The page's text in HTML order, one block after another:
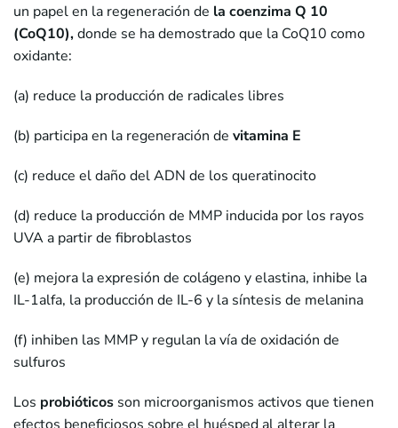
un papel en la regeneración de la coenzima Q 10
(CoQ10),donde se ha demostrado que la CoQ10 como
oxidante:
(a) reduce la producción de radicales libres
(b) participa en la regeneración de vitamina E
(c) reduce el daño del ADN de los queratinocito
(d) reduce la producción de MMP inducida por los rayos
UVA a partir de fibroblastos
(e) mejora la expresión de colágeno y elastina, inhibe la
IL-1alfa, la producción de IL-6 y la síntesis de melanina
(f) inhiben las MMP y regulan la vía de oxidación de
sulfuros
Los probióticos son microorganismos activos que tienen